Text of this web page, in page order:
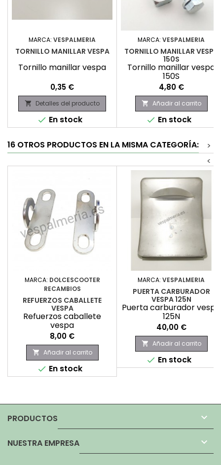
MARCA: VESPALMERIA
TORNILLO MANILLAR VESPA
Tornillo manillar vespa
Precio
0,35 €
 Detalles del producto
 En stock
MARCA: VESPALMERIA
TORNILLO MANILLAR VESPA
150S
Tornillo manillar vespa
150S
Precio
4,80 €
 Añadir al carrito
 En stock
16 OTROS PRODUCTOS EN LA MISMA CATEGORÍA:
>
<
MARCA: DOLCESCOOTER
RECAMBIOS
REFUERZOS CABALLETE
VESPA
Refuerzos caballete
vespa
Precio
8,00 €
 Añadir al carrito
 En stock
MARCA: VESPALMERIA
PUERTA CARBURADOR
VESPA 125N
Puerta carburador vespa
125N
Precio
40,00 €
 Añadir al carrito
 En stock
PRODUCTOS 
NUESTRA EMPRESA 